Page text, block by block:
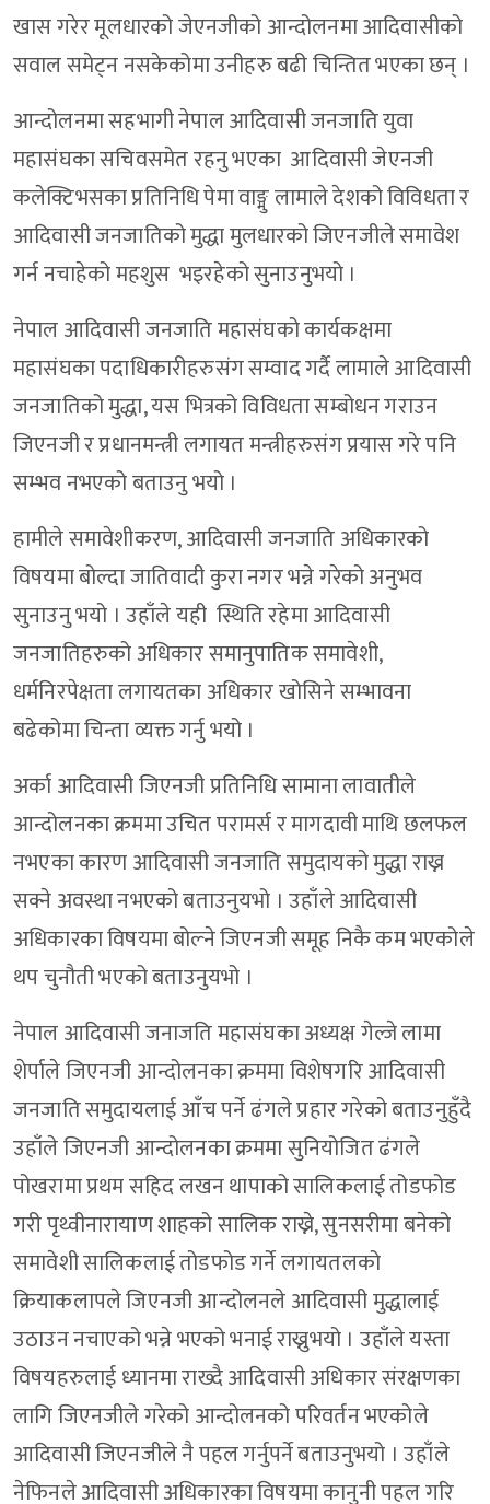
खास गरेर मूलधारको जेएनजीको आन्दोलनमा आदिवासीको
सवाल समेट्न नसकेकोमा उनीहरु बढी चिन्तित भएका छन् ।
आन्दोलनमा सहभागी नेपाल आदिवासी जनजाति युवा
महासंघका सचिवसमेत रहनु भएका आदिवासी जेएनजी
कलेक्टिभसका प्रतिनिधि पेमा वाङ्मु लामाले देशको विविधता र
आदिवासी जनजातिको मुद्धा मुलधारको जिएनजीले समावेश
गर्न नचाहेको महशुस भइरहेको सुनाउनुभयो ।
नेपाल आदिवासी जनजाति महासंघको कार्यकक्षमा
महासंघका पदाधिकारीहरुसंग सम्वाद गर्दै लामाले आदिवासी
जनजातिको मुद्धा, यस भित्रको विविधता सम्बोधन गराउन
जिएनजी र प्रधानमन्त्री लगायत मन्त्रीहरुसंग प्रयास गरे पनि
सम्भव नभएको बताउनु भयो ।
हामीले समावेशीकरण, आदिवासी जनजाति अधिकारको
विषयमा बोल्दा जातिवादी कुरा नगर भन्ने गरेको अनुभव
सुनाउनु भयो । उहाँले यही स्थिति रहेमा आदिवासी
जनजातिहरुको अधिकार समानुपातिक समावेशी,
धर्मनिरपेक्षता लगायतका अधिकार खोसिने सम्भावना
बढेकोमा चिन्ता व्यक्त गर्नु भयो ।
अर्का आदिवासी जिएनजी प्रतिनिधि सामाना लावातीले
आन्दोलनका क्रममा उचित परामर्स र मागदावी माथि छलफल
नभएका कारण आदिवासी जनजाति समुदायको मुद्धा राख्न
सक्ने अवस्था नभएको बताउनुयभो । उहाँले आदिवासी
अधिकारका विषयमा बोल्ने जिएनजी समूह निकै कम भएकोले
थप चुनौती भएको बताउनुयभो ।
नेपाल आदिवासी जनाजति महासंघका अध्यक्ष गेल्जे लामा
शेर्पाले जिएनजी आन्दोलनका क्रममा विशेषगरि आदिवासी
जनजाति समुदायलाई आँच पर्ने ढंगले प्रहार गरेको बताउनुहुँदै
उहाँले जिएनजी आन्दोलनका क्रममा सुनियोजित ढंगले
पोखरामा प्रथम सहिद लखन थापाको सालिकलाई तोडफोड
गरी पृथ्वीनारायाण शाहको सालिक राख्ने, सुनसरीमा बनेको
समावेशी सालिकलाई तोडफोड गर्ने लगायतलको
क्रियाकलापले जिएनजी आन्दोलनले आदिवासी मुद्धालाई
उठाउन नचाएको भन्ने भएको भनाई राख्नुभयो । उहाँले यस्ता
विषयहरुलाई ध्यानमा राख्दै आदिवासी अधिकार संरक्षणका
लागि जिएनजीले गरेको आन्दोलनको परिवर्तन भएकोले
आदिवासी जिएनजीले नै पहल गर्नुपर्ने बताउनुभयो । उहाँले
नेफिनले आदिवासी अधिकारका विषयमा कानुनी पहल गरि